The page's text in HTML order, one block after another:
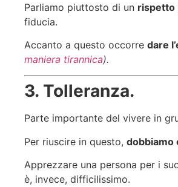
Parliamo piuttosto di un rispetto
fiducia.
Accanto a questo occorre dare
maniera tirannica).
3. Tolleranza.
Parte importante del vivere in
Per riuscire in questo, dobbiamo
Apprezzare una persona per i
è, invece, difficilissimo.